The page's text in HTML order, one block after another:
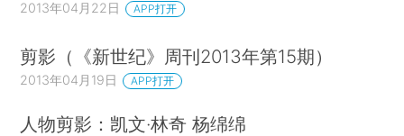
2013年04月22日 APP打开
剪影（《新世纪》周刊2013年第15期）
2013年04月19日 APP打开
人物剪影：凯文·林奇 杨绵绵